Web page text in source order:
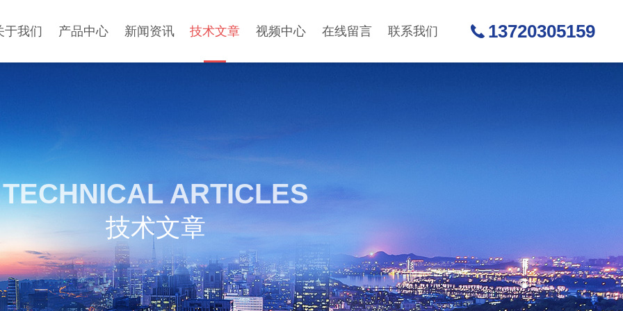
于我们 产品中心 新闻资讯 技术文章 视频中心 在线留言 联系我们 13720305159
TECHNICAL ARTICLES
技术文章